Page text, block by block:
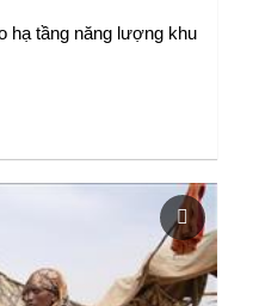
hạ tầng năng lượng khu